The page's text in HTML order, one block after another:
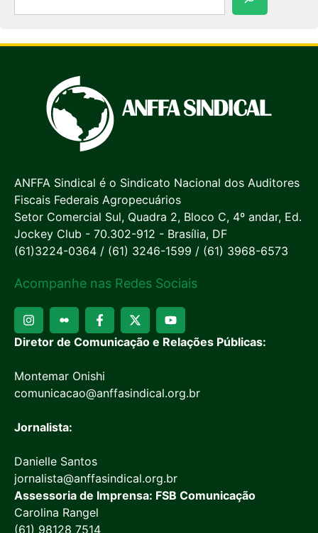
ANFFA Sindical é o Sindicato Nacional dos Auditores
Fiscais Federais Agropecuários
Setor Comercial Sul, Quadra 2, Bloco C, 4º andar, Ed.
Jockey Club - 70.302-912 - Brasília, DF
(61)3224-0364 / (61) 3246-1599 / (61) 3968-6573
Acompanhe nas Redes Sociais
Diretor de Comunicação e Relações Públicas:
Montemar Onishi
comunicacao@anffasindical.org.br
Jornalista:
Danielle Santos
jornalista@anffasindical.org.br
Assessoria de Imprensa: FSB Comunicação
Carolina Rangel
(61) 98128 7514